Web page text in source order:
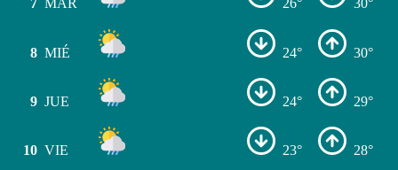
7 MAR 26° 30°
8 MIÉ 24° 30°
9 JUE 24° 29°
10 VIE 23° 28°